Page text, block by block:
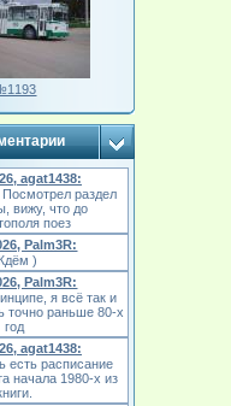
agat1438:
Посмотрел раздел
вижу, что до
поез
Palm3R:
)
Palm3R:
я всё так и
точно раньше 80-х
год
agat1438:
есть расписание
начала 1980-х из